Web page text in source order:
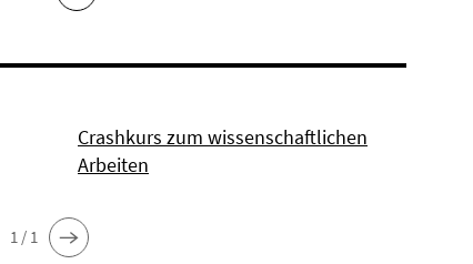
Crashkurs zum wissenschaftlichen
Arbeiten
1 / 1